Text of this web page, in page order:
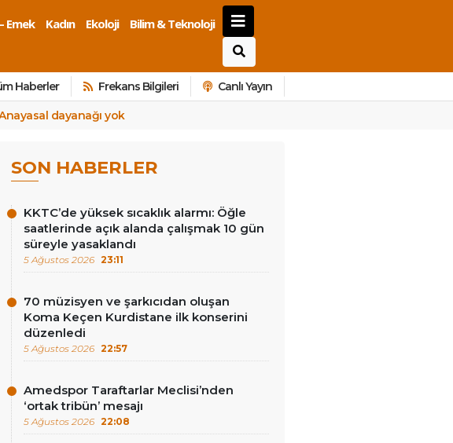
Emek Kadın Ekoloji
Bilim & Teknoloji
Haberler Frekans Bilgileri Canlı Yayın
dayanağı yok
SON HABERLER
KKTC’de yüksek sıcaklık alarmı: Öğle
saatlerinde açık alanda çalışmak 10 gün
süreyle yasaklandı
5 Ağustos 2026 23:11
70 müzisyen ve şarkıcıdan oluşan
Koma Keçen Kurdistane ilk konserini
düzenledi
5 Ağustos 2026 22:57
Amedspor Taraftarlar Meclisi’nden
‘ortak tribün’ mesajı
5 Ağustos 2026 22:08